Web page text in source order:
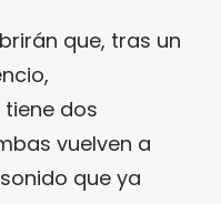
que, tras un
dos
vuelven a
que ya